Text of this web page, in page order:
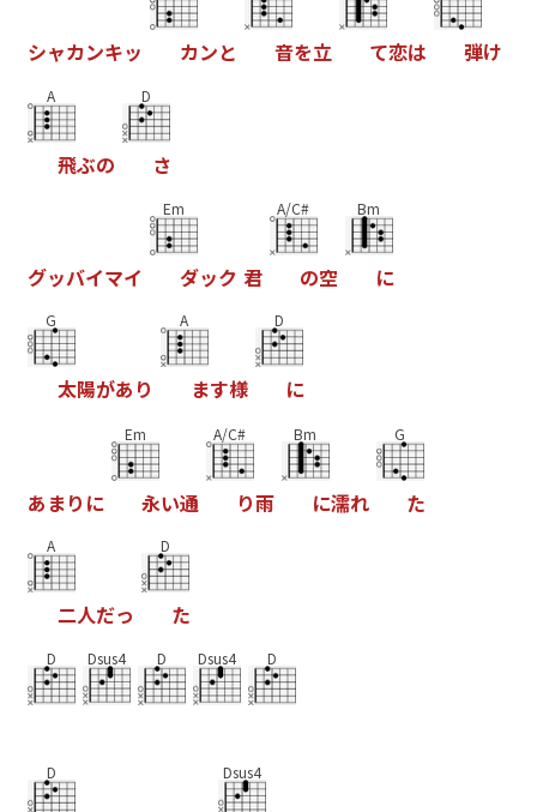
シャカンキッ カンと 音を立 て恋は 弾け
A
飛ぶの
D
さ
グッバイマイ
Em
ダック 君
A/C#
の空
Bm
に
G
太陽があ り
A
ます様
D
に
あ まり に
Em
永い通
A/C#
り雨
Bm
に濡れ
G
た
A
二人だっ
D
た
D Dsus4 D Dsus4 D
D Dsus4